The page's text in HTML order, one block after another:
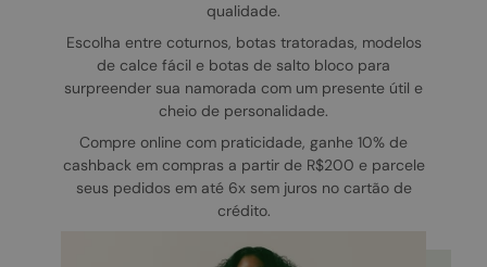
qualidade.
Escolha entre coturnos, botas tratoradas, modelos
de calce fácil e botas de salto bloco para
surpreender sua namorada com um presente útil e
cheio de personalidade.
Compre online com praticidade, ganhe 10% de
cashback em compras a partir de R$200 e parcele
seus pedidos em até 6x sem juros no cartão de
crédito.